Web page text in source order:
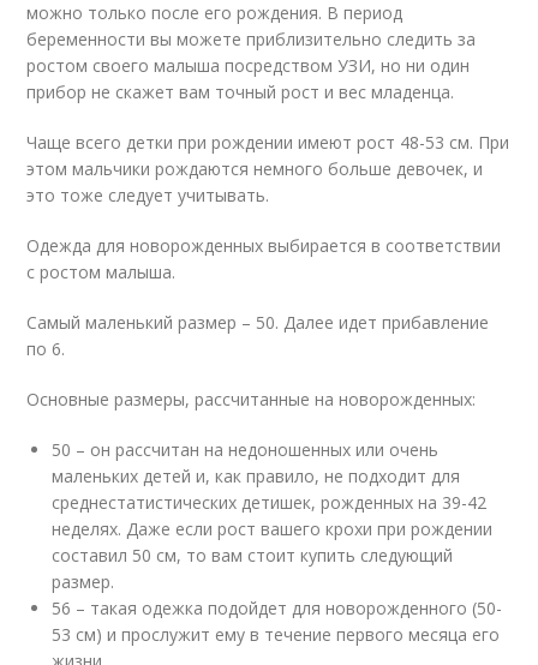
можно только после его рождения. В период
беременности вы можете приблизительно следить за
ростом своего малыша посредством УЗИ, но ни один
прибор не скажет вам точный рост и вес младенца.
Чаще всего детки при рождении имеют рост 48-53 см. При
этом мальчики рождаются немного больше девочек, и
это тоже следует учитывать.
Одежда для новорожденных выбирается в соответствии
с ростом малыша.
Самый маленький размер – 50. Далее идет прибавление
по 6.
Основные размеры, рассчитанные на новорожденных:
50 – он рассчитан на недоношенных или очень
маленьких детей и, как правило, не подходит для
среднестатистических детишек, рожденных на 39-42
неделях. Даже если рост вашего крохи при рождении
составил 50 см, то вам стоит купить следующий
размер.
56 – такая одежка подойдет для новорожденного (50-
53 см) и прослужит ему в течение первого месяца его